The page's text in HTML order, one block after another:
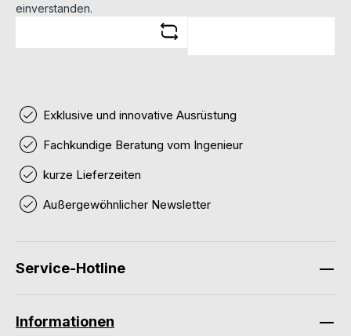
einverstanden.
Exklusive und innovative Ausrüstung
Fachkundige Beratung vom Ingenieur
kurze Lieferzeiten
Außergewöhnlicher Newsletter
Service-Hotline
Informationen